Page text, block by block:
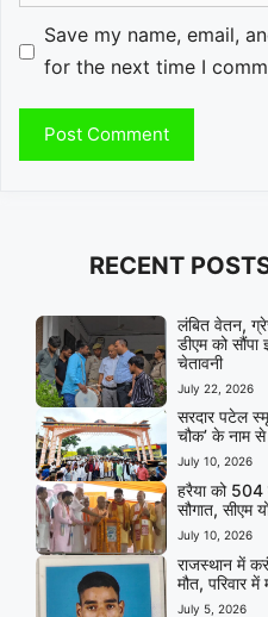
Save my name, email,
for the next time I
RECENT
लंबित वेतन,
डीएम को
चेतावनी
July 22, 2026
सरदार पटेल
चौक’ के नाम से
July 10, 2026
हरैया को 504
सौगात, सीएम
July 10, 2026
राजस्थान में
मौत, परिवार में
July 5, 2026